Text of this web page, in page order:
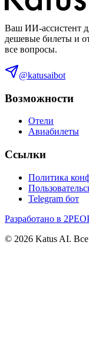
Ваш ИИ-ассистент
дешевые билеты и
все вопросы.
@katusaibot
Возможности
Отели
Авиабилеты
Ссылки
Политика
Telegram бот
Разработано в
© 2026 Katus AI.